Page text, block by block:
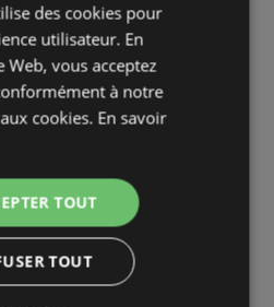
d'Angély
des cookies pour
utilisateur. En
vous acceptez
à notre
cookies. En savoir
TOUT
TOUT